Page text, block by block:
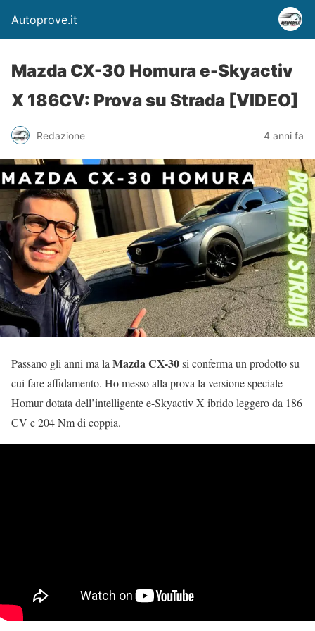
Autoprove.it
Mazda CX-30 Homura e-Skyactiv
X 186CV: Prova su Strada [VIDEO]
Redazione 4 anni fa
Passano gli anni ma laMazda CX-30si conferma un prodotto su
cui fare affidamento. Ho messo alla prova la versione speciale
Homur dotata dell’intelligente e-Skyactiv X ibrido leggero da 186
CV e 204 Nm di coppia.